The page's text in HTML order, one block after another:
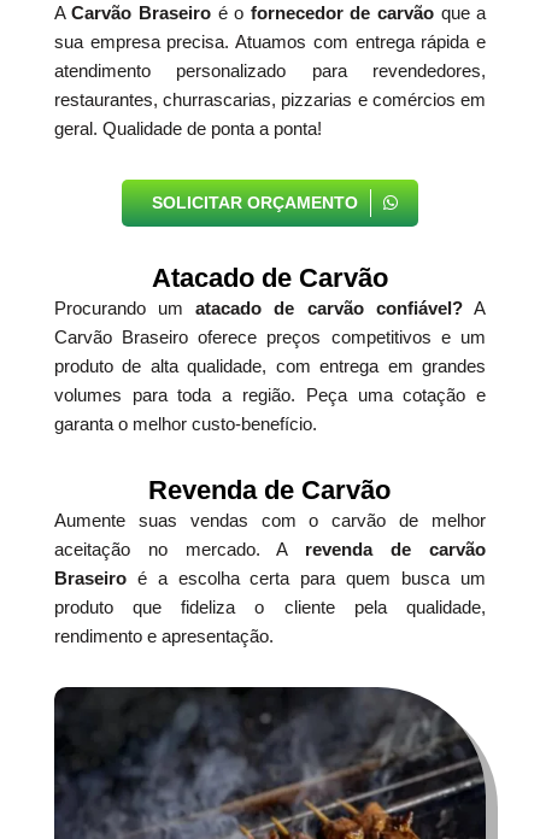
ACarvão Braseiro é o fornecedor de carvão que a
sua empresa precisa. Atuamos com entrega rápida e
atendimento personalizado para revendedores,
restaurantes, churrascarias, pizzarias e comércios em
geral. Qualidade de ponta a ponta!
SOLICITAR ORÇAMENTO
Atacado de Carvão
Procurando umatacado de carvão confiável?A
Carvão Braseiro oferece preços competitivos e um
produto de alta qualidade, com entrega em grandes
volumes para toda a região. Peça uma cotação e
garanta o melhor custo-benefício.
Revenda de Carvão
Aumente suas vendas com o carvão de melhor
aceitação no mercado. A revenda de carvão
Braseiroé a escolha certa para quem busca um
produto que fideliza o cliente pela qualidade,
rendimento e apresentação.